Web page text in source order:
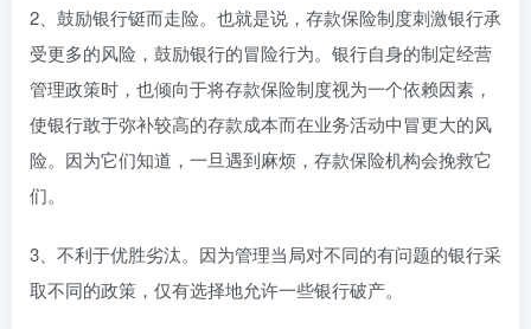
2、鼓励银行铤而走险。也就是说，存款保险制度刺激银行承
受更多的风险，鼓励银行的冒险行为。银行自身的制定经营
管理政策时，也倾向于将存款保险制度视为一个依赖因素，
使银行敢于弥补较高的存款成本而在业务活动中冒更大的风
险。因为它们知道，一旦遇到麻烦，存款保险机构会挽救它
们。
3、不利于优胜劣汰。因为管理当局对不同的有问题的银行采
取不同的政策，仅有选择地允许一些银行破产。